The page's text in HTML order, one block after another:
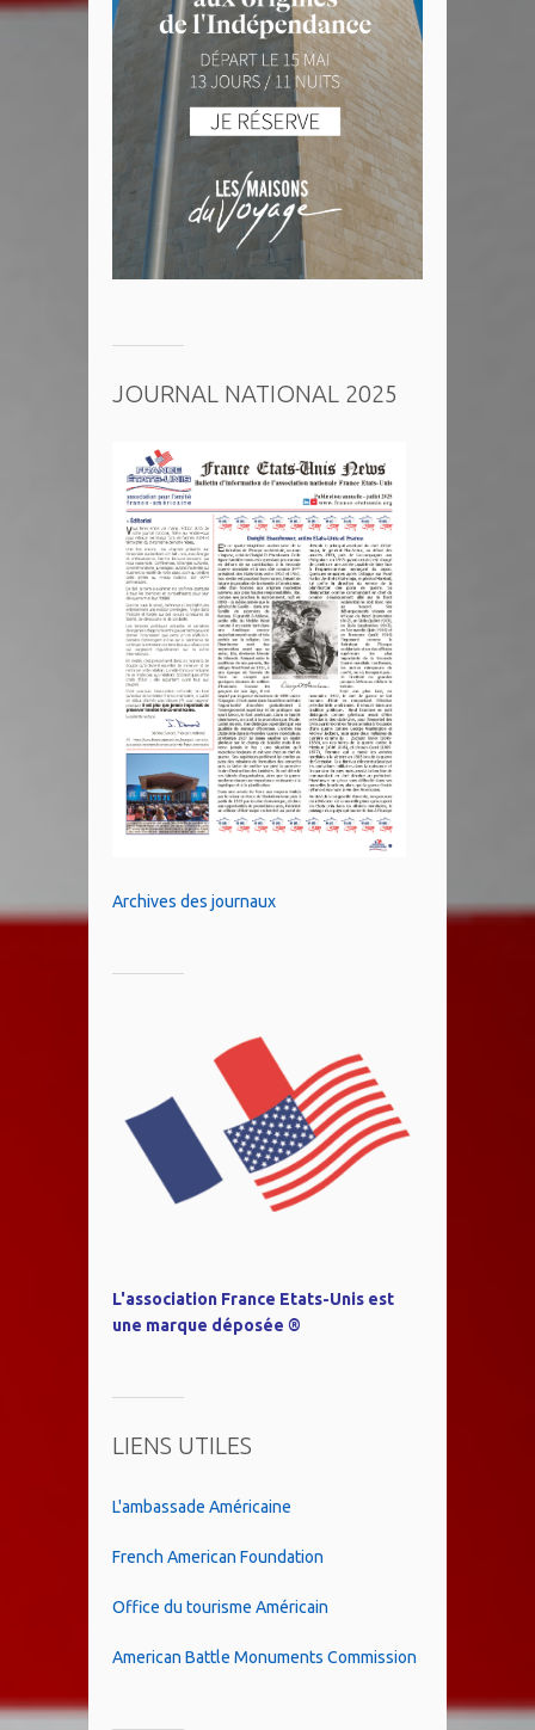
JOURNAL NATIONAL 2025
Archives des journaux
L'association France Etats-Unis est
une marque déposée ®
LIENS UTILES
L'ambassade Américaine
French American Foundation
Office du tourisme Américain
American Battle Monuments Commission